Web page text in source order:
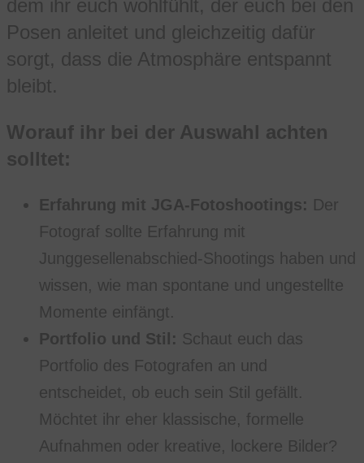
dem ihr euch wohlfühlt, der euch bei den
Posen anleitet und gleichzeitig dafür
sorgt, dass die Atmosphäre entspannt
bleibt.
Worauf ihr bei der Auswahl achten
solltet:
Erfahrung mit JGA-Fotoshootings: Der
Fotograf sollte Erfahrung mit
Junggesellenabschied-Shootings haben und
wissen, wie man spontane und ungestellte
Momente einfängt.
Portfolio und Stil: Schaut euch das
Portfolio des Fotografen an und
entscheidet, ob euch sein Stil gefällt.
Möchtet ihr eher klassische, formelle
Aufnahmen oder kreative, lockere Bilder?